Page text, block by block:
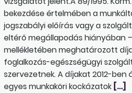
bekezdése értelmében a
jogszabályi előírás vagy a
eltérő megállapodás hiányában
mellékletében meghatározott
foglalkozás-egészségügyi
szervezetnek. A díjakat 2012-
egyes munkaköri kockázatok […]